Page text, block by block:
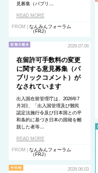
見募集（パブリ…
READ MORE
FROM | なんみんフォーラム
（FRJ）
2026.07.06
在留許可手数料の変更
に関する意見募集（パ
ブリックコメント）が
なされています
出入国在留管理庁は、2026年7
月3日、「出入国管理及び難民
認定法施行令及び日本国との平
和条約に基づき日本の国籍を離
脱した者等…
READ MORE
FROM | なんみんフォーラム
（FRJ）
2026.06.03